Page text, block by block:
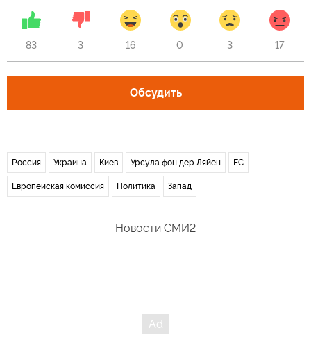
83 3 16 0 3 17
Обсудить
Россия Украина Киев Урсула фон дер Ляйен ЕС
Европейская комиссия Политика Запад
Новости СМИ2